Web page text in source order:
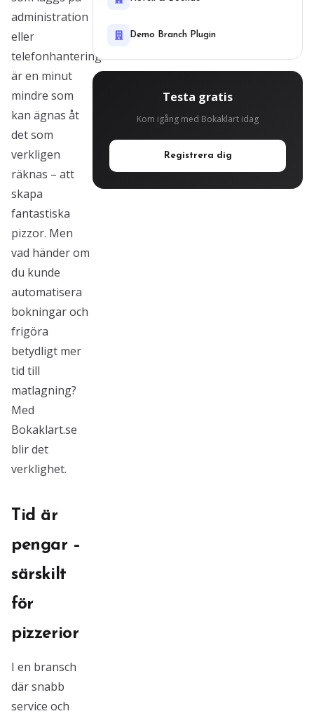
administration
eller
telefonhantering
är en minut
mindre som
kan ägnas åt
det som
verkligen
räknas – att
skapa
fantastiska
pizzor. Men
vad händer om
du kunde
automatisera
bokningar och
frigöra
betydligt mer
tid till
matlagning?
Med
Bokaklart.se
blir det
verklighet.
Tid är
pengar –
särskilt
för
pizzerior
I en bransch
där snabb
service och
Demo Branch Plugin
Testa gratis
Kom igång med Bokaklart idag
Registrera dig